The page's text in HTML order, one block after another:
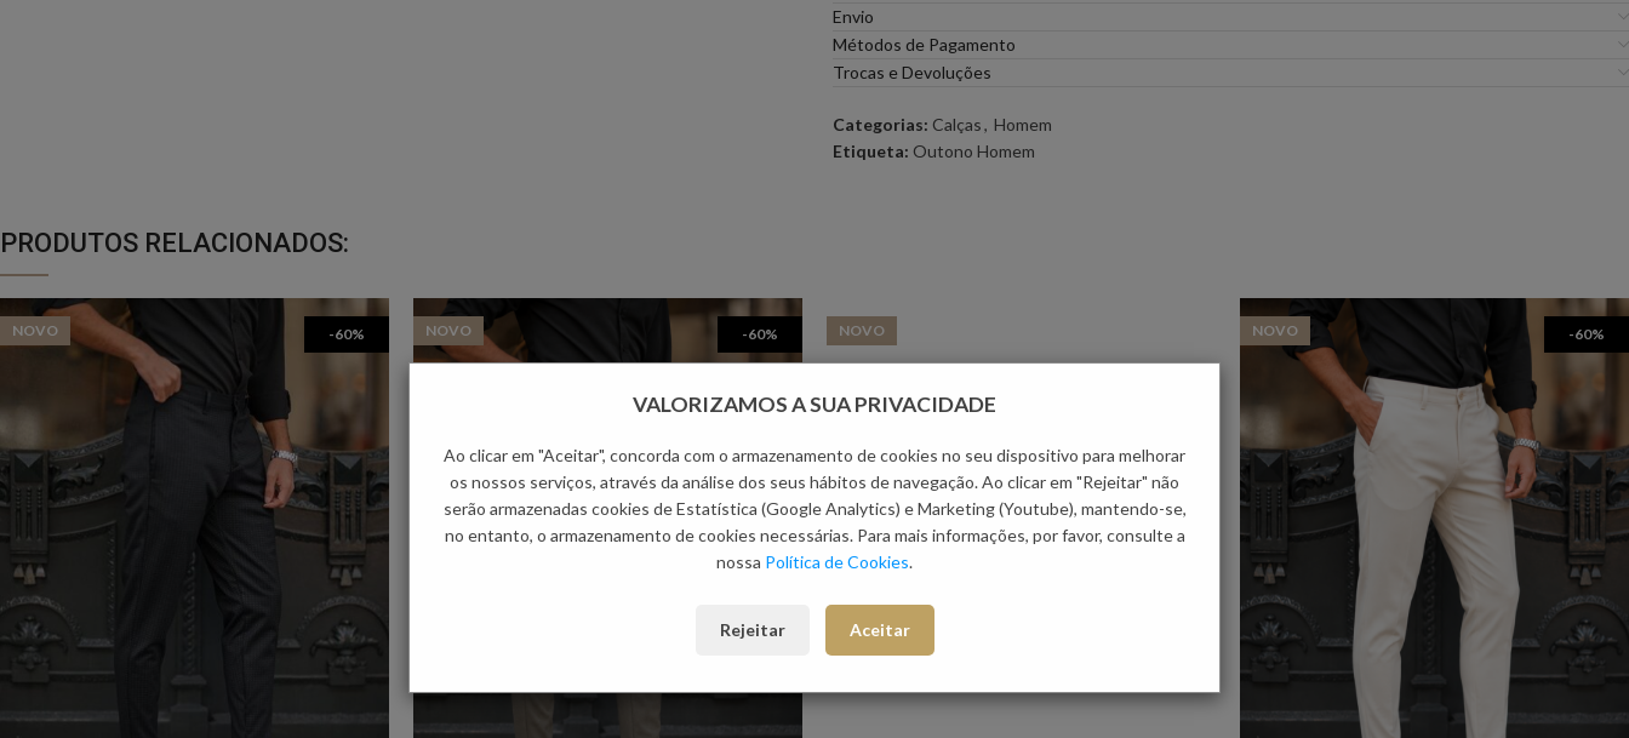
Envio
Métodos de Pagamento
Trocas e Devoluções
Categorias: Calças, Homem
Etiqueta: Outono Homem
PRODUTOS RELACIONADOS:
NOVO -60% NOVO -60% NOVO NOVO -60%
VALORIZAMOS A SUA PRIVACIDADE
Ao clicar em "Aceitar", concorda com o armazenamento de cookies no seu dispositivo para melhorar
os nossos serviços, através da análise dos seus hábitos de navegação. Ao clicar em "Rejeitar" não
serão armazenadas cookies de Estatística (Google Analytics) e Marketing (Youtube), mantendo-se,
no entanto, o armazenamento de cookies necessárias. Para mais informações, por favor, consulte a
nossa Política de Cookies.
Rejeitar Aceitar